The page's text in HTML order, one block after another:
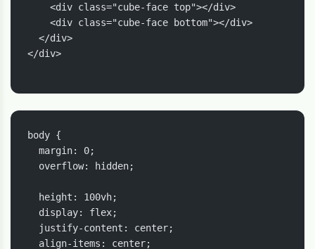
    <div class="cube-face top"></div>
    <div class="cube-face bottom"></div>
  </div>
</div>
body {
  margin: 0;